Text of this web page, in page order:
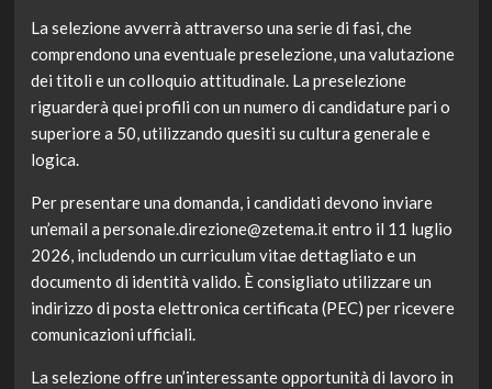
La selezione avverrà attraverso una serie di fasi, che
comprendono una eventuale preselezione, una valutazione
dei titoli e un colloquio attitudinale. La preselezione
riguarderà quei profili con un numero di candidature pari o
superiore a 50, utilizzando quesiti su cultura generale e
logica.
Per presentare una domanda, i candidati devono inviare
un’email a personale.direzione@zetema.itentro il 11 luglio
2026, includendo un curriculum vitae dettagliato e un
documento di identità valido. È consigliato utilizzare un
indirizzo di posta elettronica certificata (PEC) per ricevere
comunicazioni ufficiali.
La selezione offre un’interessante opportunità di lavoro in